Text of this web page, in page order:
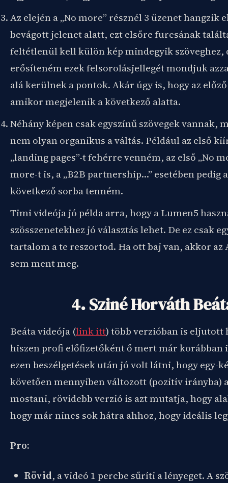
Az elején a „No more” résznél 3 üzenet hangzik
bevágott jelenet alatt, ezt elsőre furcsának
feltétlenül kell külön kép mindegyik szöveghez,
erősíteném ezek felsorolásjellegét mondjuk
alá kerülnek a pontok. Akár úgy is, hogy az
amikor megjelenik a következő alatta.
Néhány képen csak egyszínű szövegek vannak,
nem olyan organikus a váltás. Például az első
„landing pages”-t fehérre venném, az első „No
more-t is, a „B2B partnership…” esetében pedig
következő sorba tenném.
Timi videója jó példa arra, hogy a Lumen5
szösszenetekhez jó választás lehet. De ez csak
tartalom a te reszortod. Ha ott baj van, akkor az
sem ment meg.
4. Sziné Horváth
Beáta videója (link itt) több verzióban is eljutott
hiszen profi előfizetőként ő mert már korábban
ezen beszélgetések után jó volt látni, hogy egy-
követően mennyiben változott (pozitív irányba)
mostani, rövidebb verzió is azt mutatja, hogy
hogy már nincs sok hátra ahhoz, hogy ideális
Pro:
Rövid, a videó 1 percbe sűríti a lényeget. A